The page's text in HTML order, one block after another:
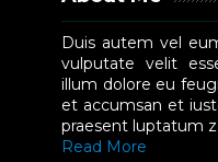
Duis autem vel
vulputate velit
illum dolore eu
et accumsan et
praesent luptatum
Read More